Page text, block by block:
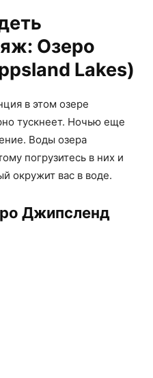
Озеро
Lakes)
в этом озере
тускнеет. Ночью еще
Воды озера
погрузитесь в них и
окружит вас в воде.
Джипсленд